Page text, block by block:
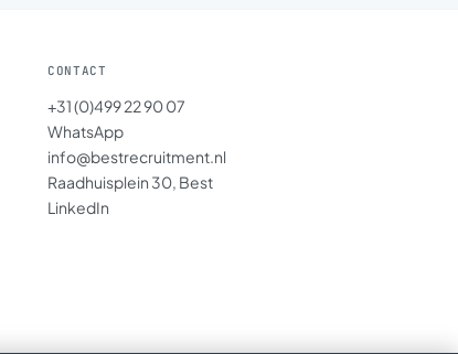
CONTACT
+31 (0)499 22 90 07
WhatsApp
info@bestrecruitment.nl
Raadhuisplein 30, Best
LinkedIn